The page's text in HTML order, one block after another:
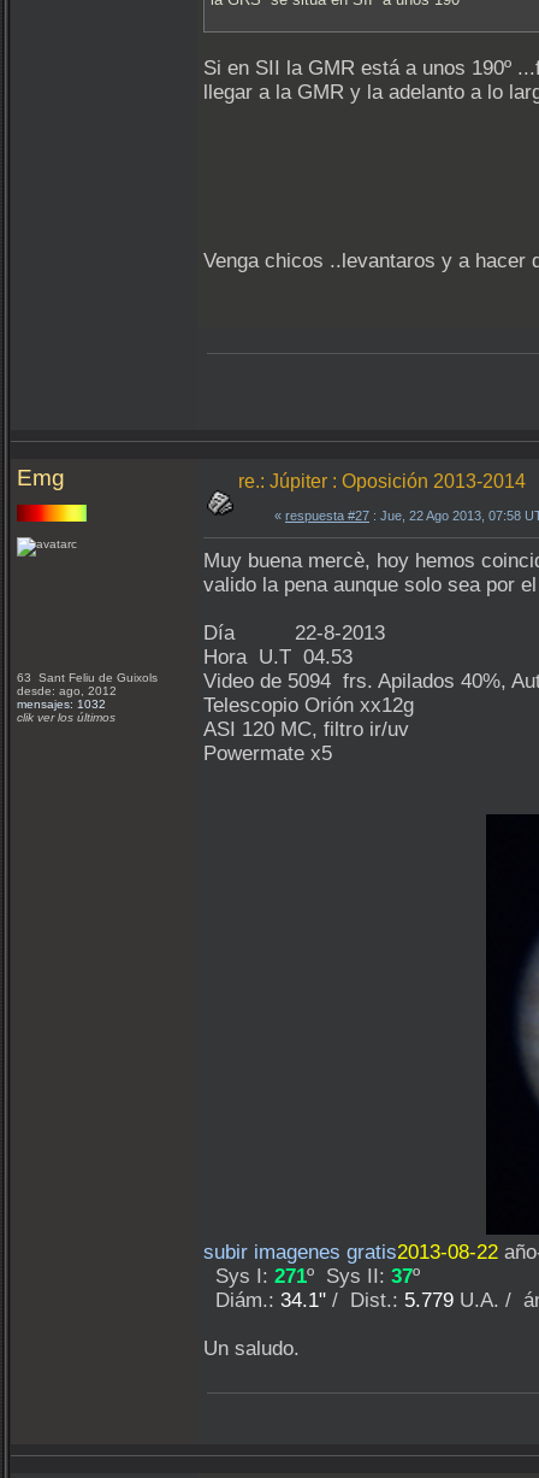
Si en SII la GMR está a unos 190º
llegar a la GMR y la adelanto a lo
Venga chicos ..levantaros y a
Emg
63 Sant Feliu de Guixols
desde: ago, 2012
mensajes: 1032
clik ver los últimos
re.: Júpiter : Oposición 2013-2014
« respuesta #27 : Jue, 22 Ago 2013, 07:58
Muy buena mercè, hoy hemos
valido la pena aunque solo sea por
Día 22-8-2013
Hora U.T 04.53
Video de 5094 frs. Apilados 40%,
Telescopio Orión xx12g
ASI 120 MC, filtro ir/uv
Powermate x5
subir imagenes gratis2013-08-22
Sys I: 271º Sys II: 37º
Diám.: 34.1" / Dist.: 5.779 U.A. /
Un saludo.